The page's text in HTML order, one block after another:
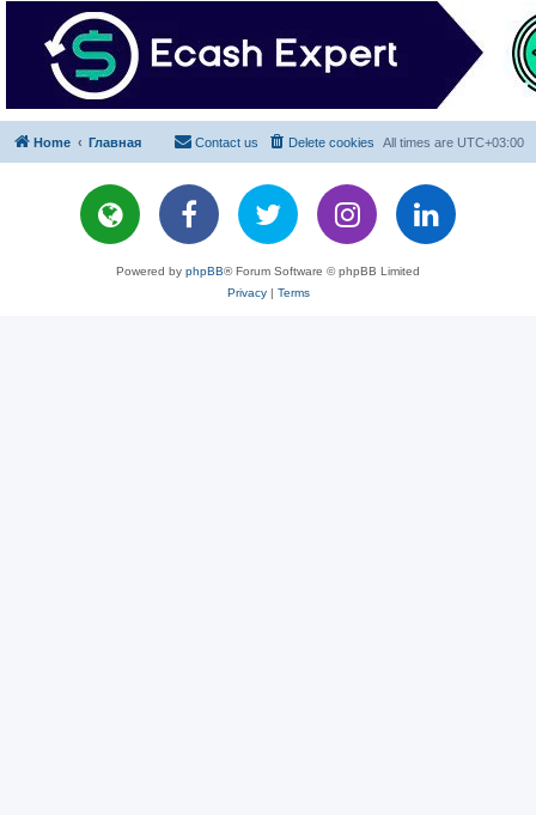
Home Главная All times are UTC+03:00
Delete cookies
Contact us
Powered by phpBB® Forum Software © phpBB Limited
Privacy| Terms